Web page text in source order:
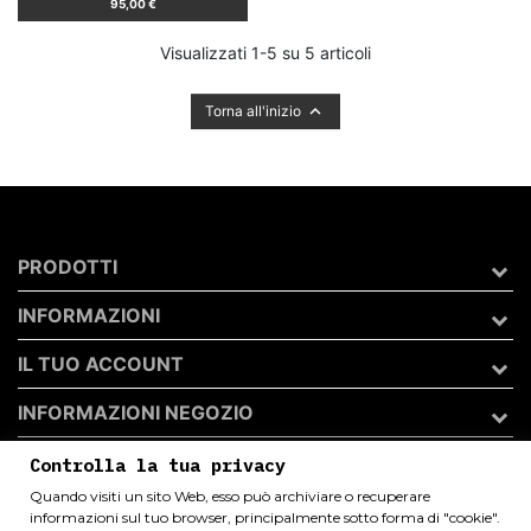
95,00 €
Visualizzati 1-5 su 5 articoli
Torna all'inizio 
PRODOTTI
INFORMAZIONI
IL TUO ACCOUNT
INFORMAZIONI NEGOZIO
Archivio 50 di Andrea Catini
Controlla la tua privacy
Quando visiti un sito Web, esso può archiviare o recuperare
informazioni sul tuo browser, principalmente sotto forma di "cookie".